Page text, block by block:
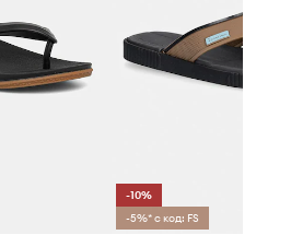
-10%
-5%* с код: FS